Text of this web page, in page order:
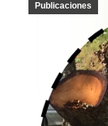
Publicaciones